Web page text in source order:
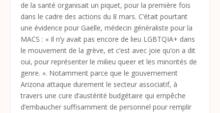
de la santé organisait un piquet, pour la première fois
dans le cadre des actions du 8 mars. C’était pourtant
une évidence pour Gaëlle, médecin généraliste pour la
MACS : « Il n’y avait pas encore de lieu LGBTQIA+ dans
le mouvement de la grève, et c’est avec joie qu’on a dit
oui, pour représenter le milieu queer et les minorités de
genre. ». Notamment parce que le gouvernement
Arizona attaque durement le secteur associatif, à
travers une cure d’austérité budgétaire qui empêche
d’embaucher suffisamment de personnel pour remplir